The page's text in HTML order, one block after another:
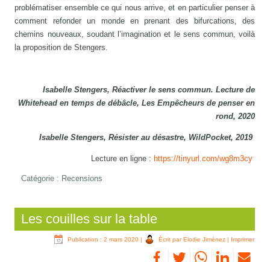
problématiser ensemble ce qui nous arrive, et en particulier penser à
comment refonder un monde en prenant des bifurcations, des
chemins nouveaux, soudant l’imagination et le sens commun, voilà
la proposition de Stengers.
Isabelle Stengers, Réactiver le sens commun. Lecture de
Whitehead en temps de débâcle, Les Empêcheurs de penser en
rond, 2020
Isabelle Stengers, Résister au désastre, WildPocket, 2019
Lecture en ligne : https://tinyurl.com/wg8m3cy
Catégorie : Recensions
Les couilles sur la table
Publication : 2 mars 2020 | Écrit par Elodie Jiménez | Imprimer